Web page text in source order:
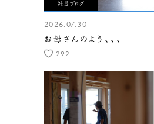
社長ブログ
2026.07.30
お母さんのよう、、、
292